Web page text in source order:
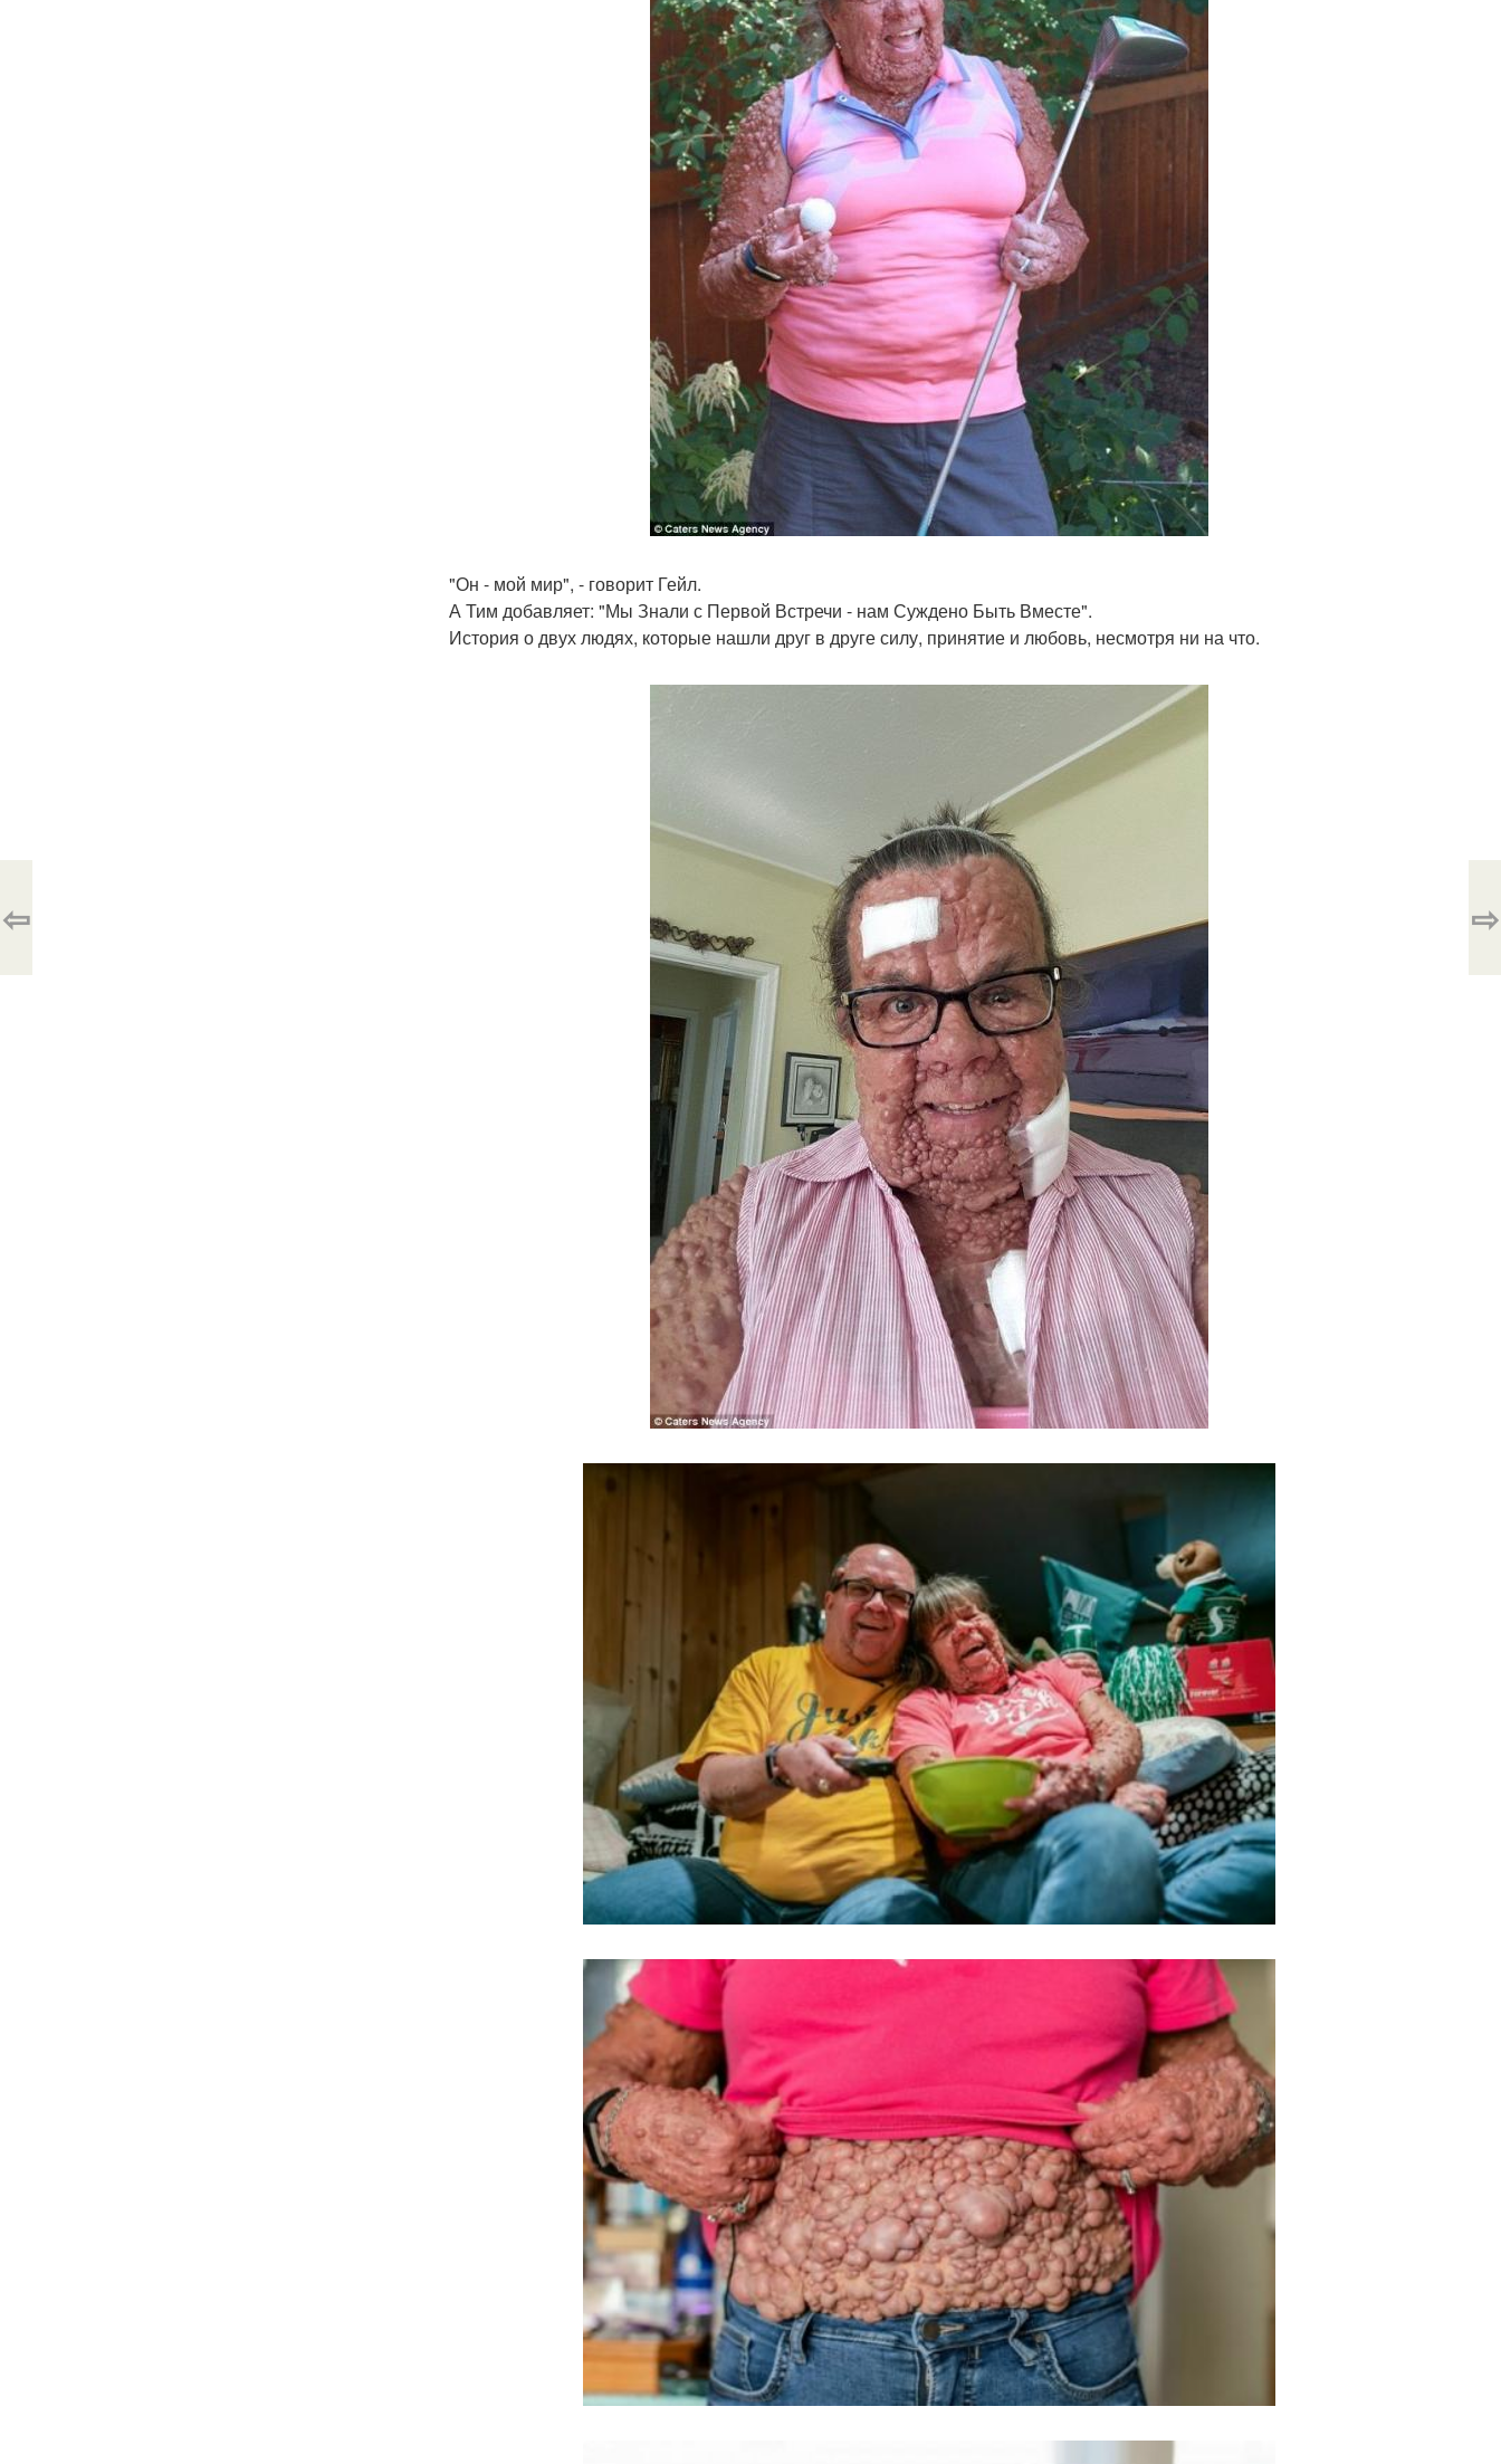
"Он - мой мир", - говорит Гейл.
А Тим добавляет: "Мы Знали с Первой Встречи - нам Суждено Быть Вместе".
История о двух людях, которые нашли друг в друге силу, принятие и любовь, несмотря ни на что.
⇦ ⇨